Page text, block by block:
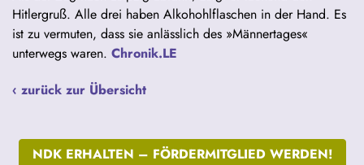
Hitlergruß. Alle drei haben Alkohohlflaschen in der Hand. Es
ist zu vermuten, dass sie anlässlich des »Männertages«
unterwegs waren. Chronik.LE
‹ zurück zur Übersicht
NDK ERHALTEN – FÖRDERMITGLIED WERDEN!